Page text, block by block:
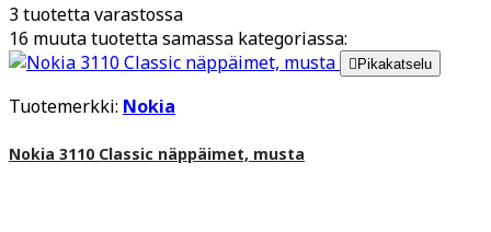
3 tuotetta varastossa
16 muuta tuotetta samassa kategoriassa:
Pikakatselu
Tuotemerkki: Nokia
Nokia 3110 Classic näppäimet, musta